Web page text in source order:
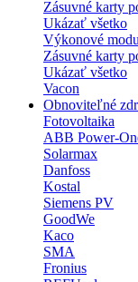
Zásuvné karty
Ukázať všetko
Výkonové
Zásuvné karty
Ukázať všetko
Vacon
Obnoviteľné
Fotovoltaika
ABB Power-
Solarmax
Danfoss
Kostal
Siemens PV
GoodWe
Kaco
SMA
Fronius